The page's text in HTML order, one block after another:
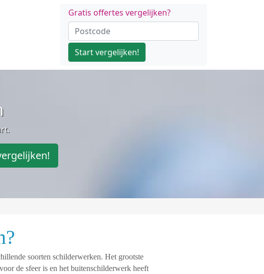
Gratis offertes vergelijken?
Start vergelijken!
soorten schilderwerken. Het grootste
de sfeer is en het buitenschilderwerk heeft